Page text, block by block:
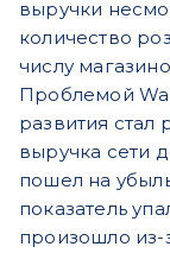
выручки
количество
числу
Проблемой
развития стал
выручка сети
пошел на
показатель
произошло из-